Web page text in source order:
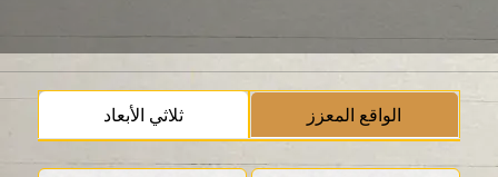
الواقع المعزز ثلاثي الأبعاد